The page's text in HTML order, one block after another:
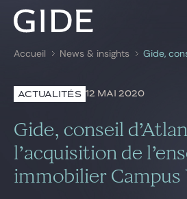
Rechercher par mots-
Avocats
Expertises
Global
Accueil News & insights
ACTUALITÉS 12 MAI 2020
Gide, conseil
l’acquisition de
immobilier Campus